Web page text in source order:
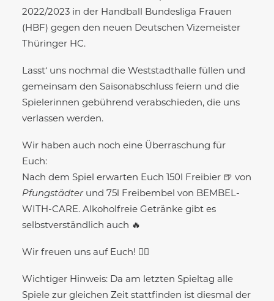
2022/2023 in der Handball Bundesliga Frauen
(HBF) gegen den neuen Deutschen Vizemeister
Thüringer HC.
Lasst‘ uns nochmal die Weststadthalle füllen und
gemeinsam den Saisonabschluss feiern und die
Spielerinnen gebührend verabschieden, die uns
verlassen werden.
Wir haben auch noch eine Überraschung für
Euch:
Nach dem Spiel erwarten Euch 150l Freibier 🍺 von
Pfungstädterund 75l Freibembel von BEMBEL-
WITH-CARE. Alkoholfreie Getränke gibt es
selbstverständlich auch 🔥
Wir freuen uns auf Euch! ❤️‍🔥
Wichtiger Hinweis: Da am letzten Spieltag alle
Spiele zur gleichen Zeit stattfinden ist diesmal der